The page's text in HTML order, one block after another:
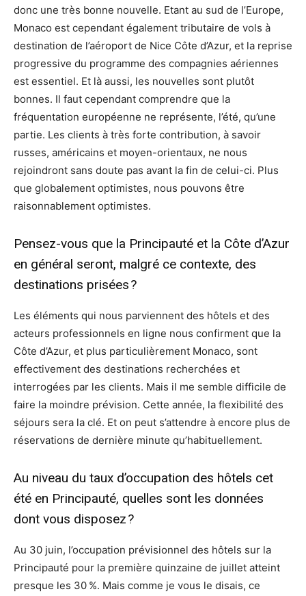
donc une très bonne nouvelle. Etant au sud de l’Europe,
Monaco est cependant également tributaire de vols à
destination de l’aéroport de Nice Côte d’Azur, et la reprise
progressive du programme des compagnies aériennes
est essentiel. Et là aussi, les nouvelles sont plutôt
bonnes. Il faut cependant comprendre que la
fréquentation européenne ne représente, l’été, qu’une
partie. Les clients à très forte contribution, à savoir
russes, américains et moyen-orientaux, ne nous
rejoindront sans doute pas avant la fin de celui-ci. Plus
que globalement optimistes, nous pouvons être
raisonnablement optimistes.
Pensez-vous que la Principauté et la Côte d’Azur
en général seront, malgré ce contexte, des
destinations prisées ?
Les éléments qui nous parviennent des hôtels et des
acteurs professionnels en ligne nous confirment que la
Côte d’Azur, et plus particulièrement Monaco, sont
effectivement des destinations recherchées et
interrogées par les clients. Mais il me semble difficile de
faire la moindre prévision. Cette année, la flexibilité des
séjours sera la clé. Et on peut s’attendre à encore plus de
réservations de dernière minute qu’habituellement.
Au niveau du taux d’occupation des hôtels cet
été en Principauté, quelles sont les données
dont vous disposez ?
Au 30 juin, l’occupation prévisionnel des hôtels sur la
Principauté pour la première quinzaine de juillet atteint
presque les 30 %. Mais comme je vous le disais, ce